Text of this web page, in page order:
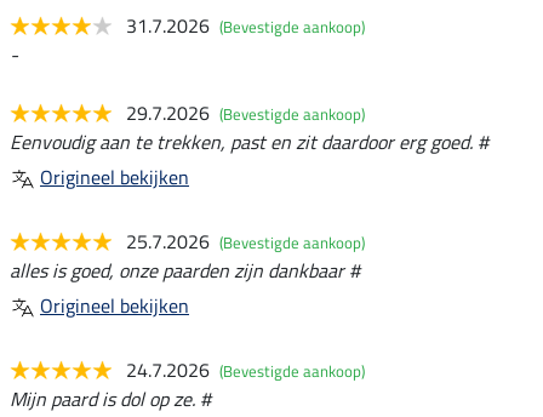
31.7.2026 (Bevestigde aankoop)
-
29.7.2026 (Bevestigde aankoop)
Eenvoudig aan te trekken, past en zit daardoor erg goed. #
Origineel bekijken
25.7.2026 (Bevestigde aankoop)
alles is goed, onze paarden zijn dankbaar #
Origineel bekijken
24.7.2026 (Bevestigde aankoop)
Mijn paard is dol op ze. #